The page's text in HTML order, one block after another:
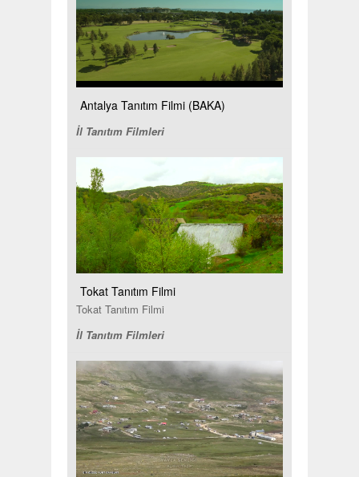
Antalya Tanıtım Filmi (BAKA)
İl Tanıtım Filmleri
Tokat Tanıtım Filmi
Tokat Tanıtım Filmi
İl Tanıtım Filmleri